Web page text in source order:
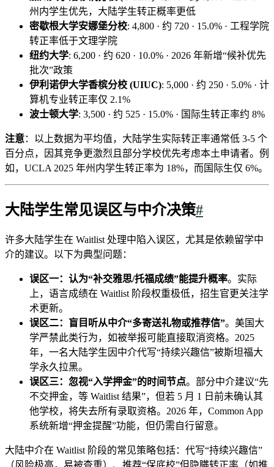
州内学生优先，大陆学生转正概率更低
密歇根大学安娜堡分校: 4,800 · 约 720 · 15.0% · 工程学院
转正率低于文理学院
纽约大学: 6,200 · 约 620 · 10.0% · 2026 年新增“候补优先
批次”政策
伊利诺伊大学香槟分校 (UIUC): 5,000 · 约 250 · 5.0% · 计
算机专业转正率仅 2.1%
波士顿大学: 3,500 · 约 525 · 15.0% · 国际生转正率约 8%
注意：以上数据为平均值，大陆学生实际转正率通常低 3-5 个
百分点，因其竞争更激烈且部分学校优先考虑本土申请者。例
如，UCLA 2025 年州内学生转正率为 18%，而国际生仅 6%。
大陆学生常见误区与中介决策#
许多大陆学生在 Waitlist 处理中陷入误区，尤其是依赖留学中
介的建议。以下为典型问题：
误区一：认为“补交雅思/托福成绩”能提升概率。实际
上，语言成绩在 Waitlist 阶段权重极低，招生官更关注学
术更新。
误区二：盲目听从中介“多寄送礼物或推荐信”。美国大
学严禁此类行为，如被举报可能直接取消资格。2025
年，一名大陆学生因中介代写“持续兴趣信”被斯坦福大
学永久拉黑。
误区三：忽视“入学押金”的时间节点。部分中介建议“先
不交押金，等 Waitlist 结果”，但若 5 月 1 日前未确认其
他学校，将失去所有录取资格。2026 年，Common App
系统新增“押金提醒”功能，但仍需自行留意。
大陆中介在 Waitlist 阶段的常见策略包括：代写“持续兴趣信”
（风险极高，易被查重）、推荐“保底校”但隐瞒转正率（如推